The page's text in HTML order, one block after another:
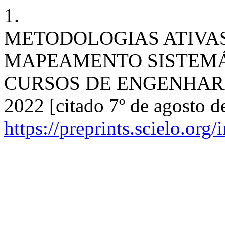
1.
METODOLOGIAS
MAPEAMENTO
CURSOS DE
2022 [citado 7º de agosto
https://